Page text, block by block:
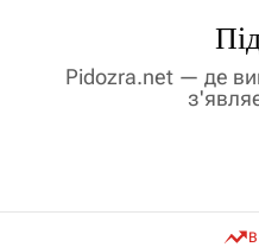
Pidozra.net — де